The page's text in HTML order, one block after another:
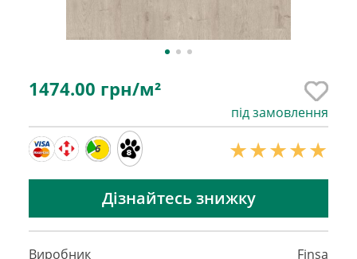
1474.00 грн/м²
під замовлення
6
Дізнайтесь знижку
Виробник
Finsa